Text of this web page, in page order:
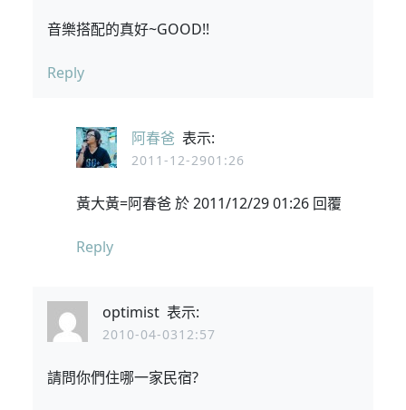
音樂搭配的真好~GOOD!!
Reply
阿春爸 表示:
2011-12-2901:26
黃大黃=阿春爸 於 2011/12/29 01:26 回覆
Reply
optimist 表示:
2010-04-0312:57
請問你們住哪一家民宿?